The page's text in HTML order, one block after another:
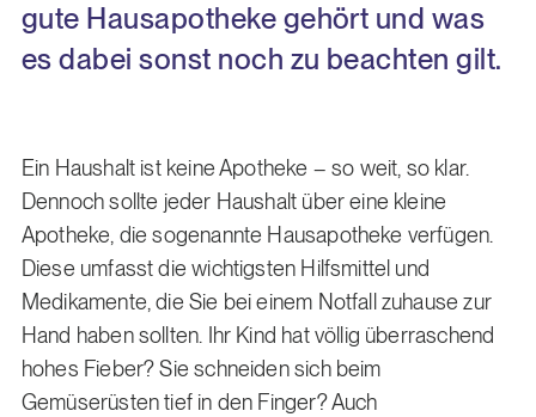
gute Hausapotheke gehört und was
es dabei sonst noch zu beachten gilt.
Ein Haushalt ist keine Apotheke – so weit, so klar.
Dennoch sollte jeder Haushalt über eine kleine
Apotheke, die sogenannte Hausapotheke verfügen.
Diese umfasst die wichtigsten Hilfsmittel und
Medikamente, die Sie bei einem Notfall zuhause zur
Hand haben sollten. Ihr Kind hat völlig überraschend
hohes Fieber? Sie schneiden sich beim
Gemüserüsten tief in den Finger? Auch